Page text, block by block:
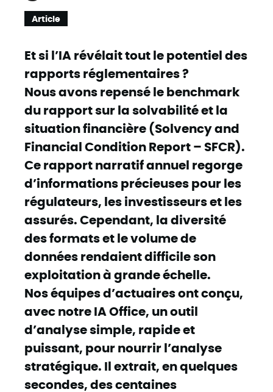
Article
Et si l’IA révélait tout le potentiel des
rapports réglementaires ?
Nous avons repensé le benchmark
du rapport sur la solvabilité et la
situation financière (Solvency and
Financial Condition Report – SFCR).
Ce rapport narratif annuel regorge
d’informations précieuses pour les
régulateurs, les investisseurs et les
assurés. Cependant, la diversité
des formats et le volume de
données rendaient difficile son
exploitation à grande échelle.
Nos équipes d’actuaires ont conçu,
avec notre IA Office, un outil
d’analyse simple, rapide et
puissant, pour nourrir l’analyse
stratégique. Il extrait, en quelques
secondes, des centaines